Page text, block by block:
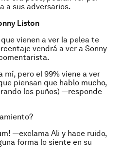
a sus adversarios.
Liston
vienen a ver la pelea te
vendrá a ver a Sonny
mí, pero el 99% viene a ver
piensan que hablo mucho,
los puños) —responde
—exclama Ali y hace ruido,
forma lo siente en su